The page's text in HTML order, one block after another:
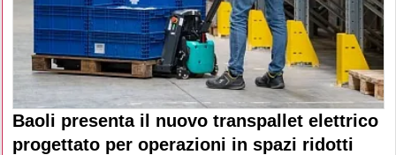
Baoli presenta il nuovo transpallet elettrico
progettato per operazioni in spazi ridotti